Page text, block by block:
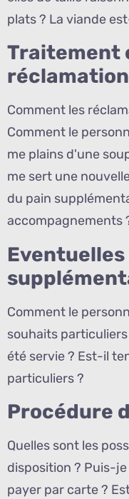
plats ? La viande
Traitement
Comment les
Comment le
me plains d'une
me sert une
du pain
accompagnements
Comment le
souhaits
été servie ? Est-il
particuliers ?
Procédure
Quelles sont les
disposition ? Puis-
payer par carte ?